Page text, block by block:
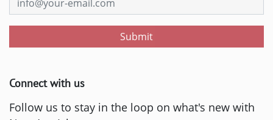
Submit
Connect with us
Follow us to stay in the loop on what's new with